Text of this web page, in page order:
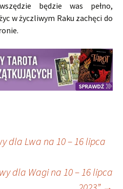
będzie was pełno,
w życzliwym Raku zachęci do
dla Lwa na 10 – 16 lipca
dla Wagi na 10 – 16 lipca